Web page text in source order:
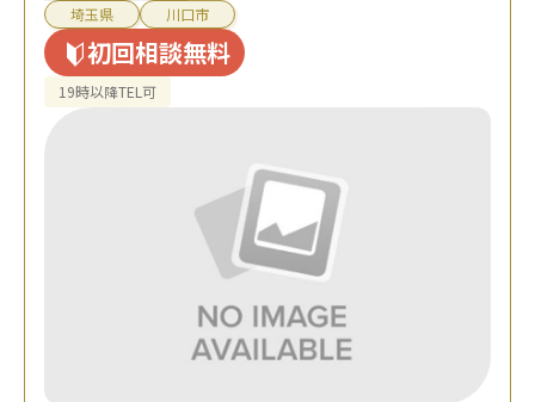
埼玉県 川口市
初回相談無料
19時以降TEL可